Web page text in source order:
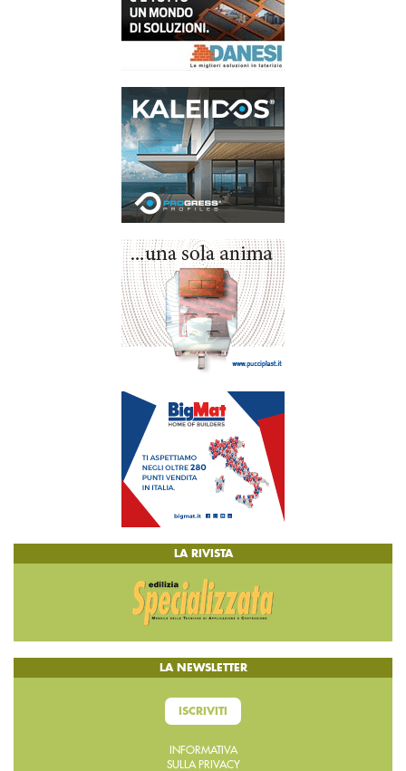
LA RIVISTA
LA NEWSLETTER
ISCRIVITI
INFORMATIVA
SULLA PRIVACY